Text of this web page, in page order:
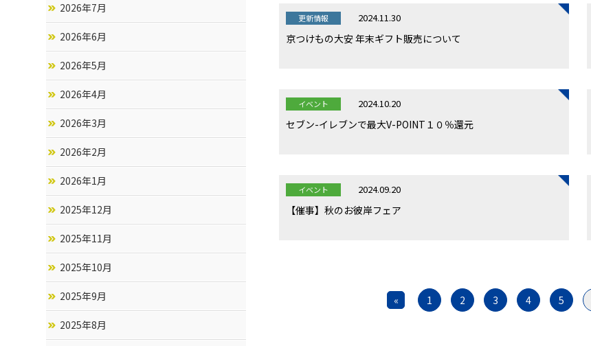
更新情報 2024.11.30
京つけもの大安 年末ギフト販売について
イベント 2024.10.20
セブン-イレブンで最大V-POINT１０％還元
イベント 2024.09.20
【催事】秋のお彼岸フェア
« 1 2 3 4 5
2026年7月
2026年6月
2026年5月
2026年4月
2026年3月
2026年2月
2026年1月
2025年12月
2025年11月
2025年10月
2025年9月
2025年8月